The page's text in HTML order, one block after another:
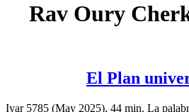
Rav Oury
El Plan
Iyar 5785 (May 2025), 44 min. La